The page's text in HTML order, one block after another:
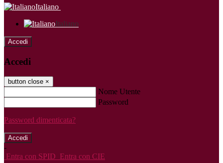
Italiano
Italiano
Accedi
Accedi
button close ×
Nome Utente
Password
Password dimenticata?
-
Entra con SPID Entra con CIE